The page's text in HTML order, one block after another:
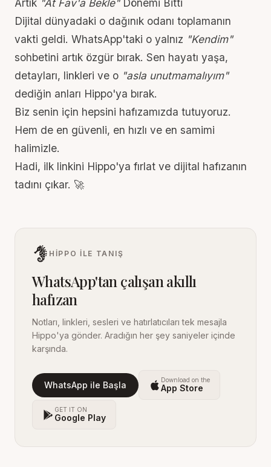
Artık "At Fav'a Bekle"Dönemi Bitti
Dijital dünyadaki o dağınık odanı toplamanın
vakti geldi. WhatsApp'taki o yalnız "Kendim"
sohbetini artık özgür bırak. Sen hayatı yaşa,
detayları, linkleri ve o "asla unutmamalıyım"
dediğin anları Hippo'ya bırak.
Biz senin için hepsini hafızamızda tutuyoruz.
Hem de en güvenli, en hızlı ve en samimi
halimizle.
Hadi, ilk linkini Hippo'ya fırlat ve dijital hafızanın
tadını çıkar. 🚀
HIPPO ILE TANIŞ
WhatsApp'tan çalışan akıllı
hafızan
Notları, linkleri, sesleri ve hatırlatıcıları tek mesajla
Hippo'ya gönder. Aradığın her şey saniyeler içinde
karşında.
WhatsApp ile Başla Download on the
App Store
GET IT ON
Google Play